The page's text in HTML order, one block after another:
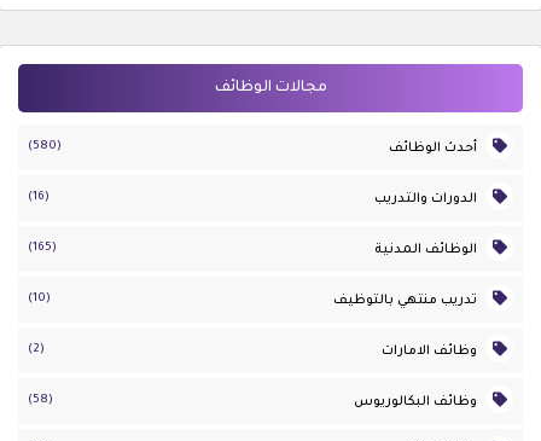
مجالات الوظائف
أحدث الوظائف (580)
الدورات والتدريب (16)
الوظائف المدنية (165)
تدريب منتهي بالتوظيف (10)
وظائف الامارات (2)
وظائف البكالوريوس (58)